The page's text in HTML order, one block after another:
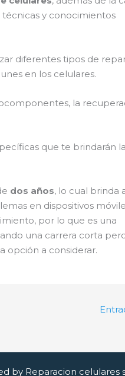
técnicas y conocimientos
diferentes tipos de
en los celulares.
la
que te brindarán
dos años, lo cual brinda
en dispositivos
por lo que es una
una carrera corta
opción a considerar.
by Reparacion celulares